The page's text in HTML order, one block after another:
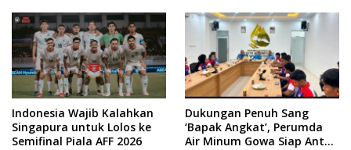
Indonesia Wajib Kalahkan
Singapura untuk Lolos ke
Semifinal Piala AFF 2026
Dukungan Penuh Sang
‘Bapak Angkat’, Perumda
Air Minum Gowa Siap Antar